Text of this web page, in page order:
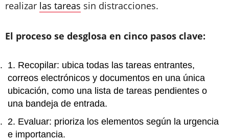
realizar las tareas sin distracciones.
El proceso se desglosa en cinco pasos clave:
Recopilar: ubica todas las tareas entrantes,
correos electrónicos y documentos en una única
ubicación, como una lista de tareas pendientes o
una bandeja de entrada.
Evaluar: prioriza los elementos según la urgencia
e importancia.